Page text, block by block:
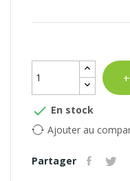
 En stock
Ajouter au
Partager